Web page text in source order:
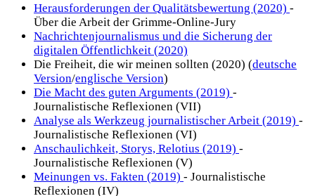
Herausforderungen der Qualitätsbewertung (2020) -
Über die Arbeit der Grimme-Online-Jury
Nachrichtenjournalismus und die Sicherung der
digitalen Öffentlichkeit (2020)
Die Freiheit, die wir meinen sollten (2020) (deutsche
Version/englische Version)
Die Macht des guten Arguments (2019) -
Journalistische Reflexionen (VII)
Analyse als Werkzeug journalistischer Arbeit (2019) -
Journalistische Reflexionen (VI)
Anschaulichkeit, Storys, Relotius (2019) -
Journalistische Reflexionen (V)
Meinungen vs. Fakten (2019) - Journalistische
Reflexionen (IV)